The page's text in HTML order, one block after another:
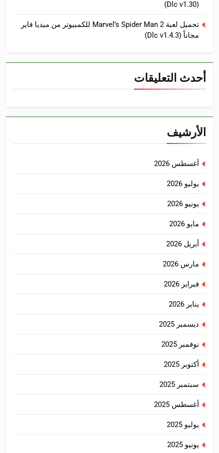
(Dlc v1.30)
تحميل لعبة Marvel’s Spider Man 2 للكمبيوتر من ميديا فاير
مجاناً (Dlc v1.4.3)
أحدث التعليقات
الأرشيف
أغسطس 2026
يوليو 2026
يونيو 2026
مايو 2026
أبريل 2026
مارس 2026
فبراير 2026
يناير 2026
ديسمبر 2025
نوفمبر 2025
أكتوبر 2025
سبتمبر 2025
أغسطس 2025
يوليو 2025
يونيو 2025